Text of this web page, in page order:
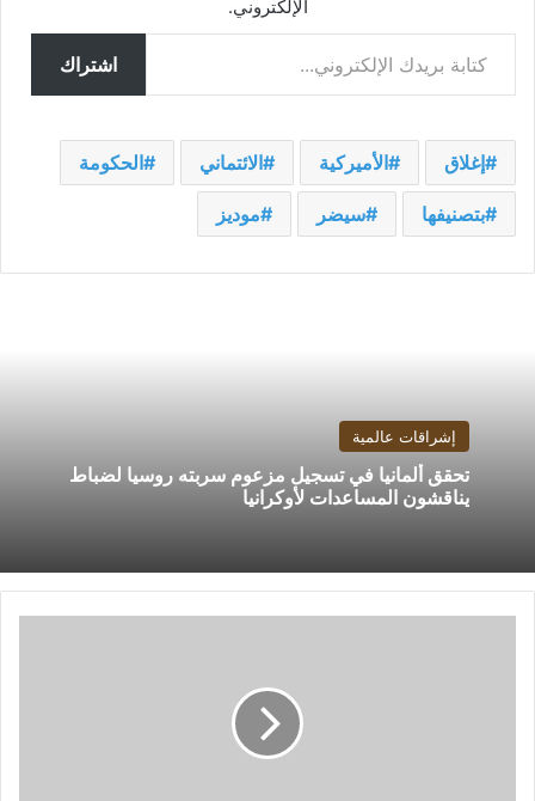
الإلكتروني.
كتابة بريدك الإلكتروني...
اشتراك
إغلاق الأميركية الائتماني الحكومة
بتصنيفها سيضر موديز
إشراقات عالمية
تحقق ألمانيا في تسجيل مزعوم سربته روسيا لضباط
يناقشون المساعدات لأوكرانيا